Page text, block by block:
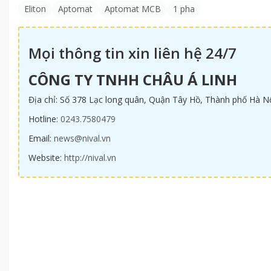
Eliton Aptomat Aptomat MCB 1 pha
Mọi thông tin xin liên hệ 24/7
CÔNG TY TNHH CHÂU Á LINH
Địa chỉ: Số 378 Lạc long quân, Quận Tây Hồ, Thành phố Hà
Hotline: 0243.7580479
Email: news@nival.vn
Website: http://nival.vn